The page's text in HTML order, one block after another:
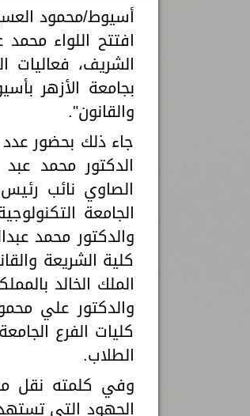
أسيوط/محمود
افتتح اللواء
الشريف، فعاليات
بجامعة الأزهر
والقانون".
جاء ذلك بحضور
الدكتور محمد
الصاوي نائب
الجامعة
والدكتور محمد
كلية الشريعة
الملك الخالد
والدكتور علي
كليات الفرع
الطلاب.
وفي كلمته نقل